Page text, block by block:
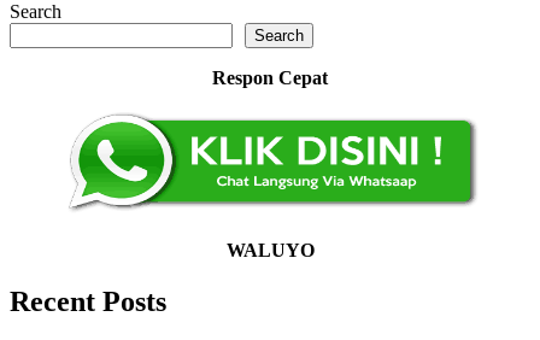
Search
Search
Respon Cepat
WALUYO
Recent Posts